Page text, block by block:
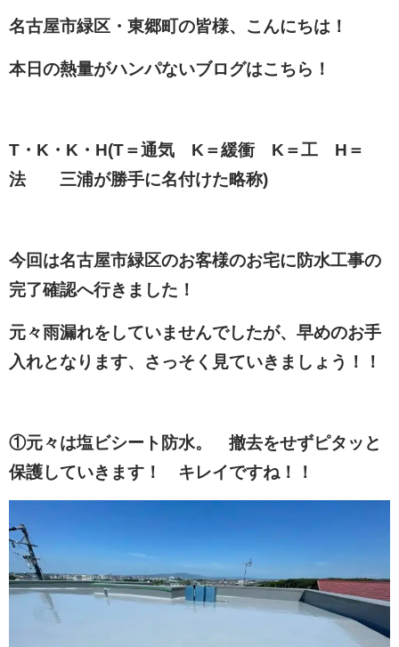
名古屋市緑区・東郷町の皆様、こんにちは！
本日の熱量がハンパないブログはこちら！
T・K・K・H(T＝通気 K＝緩衝 K＝工 H＝
法 三浦が勝手に名付けた略称)
今回は名古屋市緑区のお客様のお宅に防水工事の
完了確認へ行きました！
元々雨漏れをしていませんでしたが、早めのお手
入れとなります、さっそく見ていきましょう！！
①元々は塩ビシート防水。 撤去をせずピタッと
保護していきます！ キレイですね！！